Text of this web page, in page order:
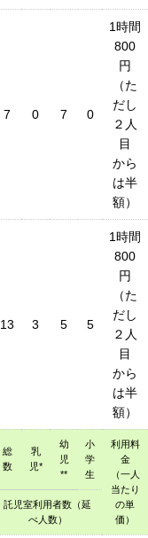
7 0 7 0
1時間
800
円
（た
だし
２人
目
から
は半
額）
13 3 5 5
1時間
800
円
（た
だし
２人
目
から
は半
額）
総
数
乳
児*
幼
児
**
小
学
生
利用料
金
（一人
当たり
の単
価）
託児室利用者数（延
べ人数）